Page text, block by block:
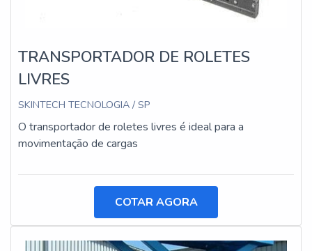
TRANSPORTADOR DE ROLETES
LIVRES
SKINTECH TECNOLOGIA / SP
O transportador de roletes livres é ideal para a
movimentação de cargas
COTAR AGORA